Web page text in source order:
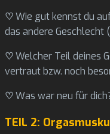
♡Wie gut kennst du
das andere Geschlecht
♡Welcher Teil deines
vertraut bzw. noch
♡Was war neu für
TEIL 2: